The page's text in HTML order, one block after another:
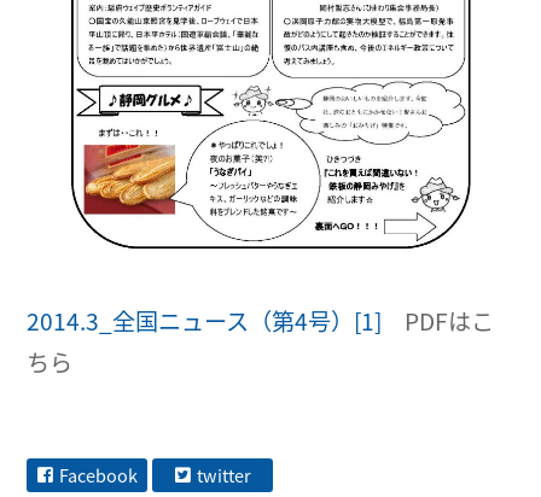
2014.3_全国ニュース（第4号）[1] PDFはこ
ちら
Facebook twitter